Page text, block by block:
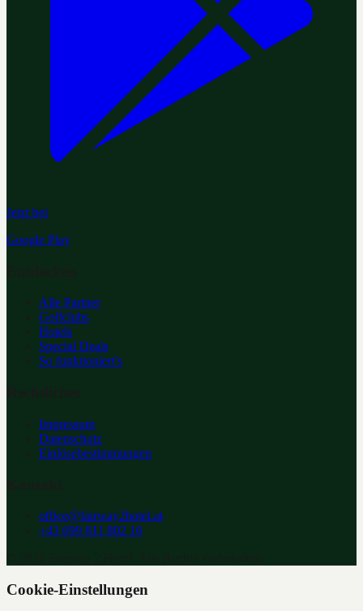
Jetzt bei
Google Play
Alle Partner
Golfclubs
Hotels
Special Deals
So funktioniert's
Impressum
Datenschutz
Einlösebestimmungen
office@fairway2hotel.at
+43 699 811 802 16
Cookie-Einstellungen